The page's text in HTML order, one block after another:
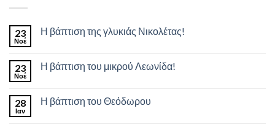
23
Νοέ
Η βάπτιση της γλυκιάς Νικολέτας!
23
Νοέ
Η βάπτιση του μικρού Λεωνίδα!
28
Ιαν
Η βάπτιση του Θεόδωρου